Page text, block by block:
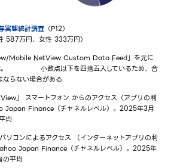
実態統計調査 （P12）
587万円、女性 333万円）
Mobile NetView Custom Data Feed」を元に
小数点以下を四捨五入しているため、合
らない場合がある
」 スマートフォン からのアクセス（アプリの利
Finance（チャネルレベル）。2025年3月
均
コンによるアクセス （インターネットアプリの利
Japan Finance（チャネルレベル）。2025年
平均